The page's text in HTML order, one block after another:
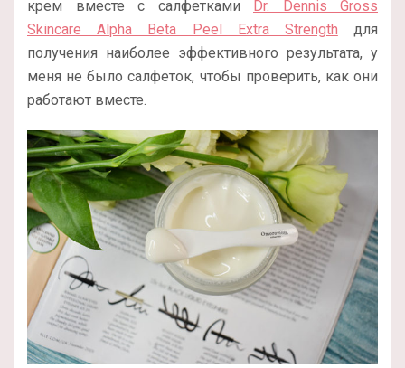
крем вместе с салфетками
Dr. Dennis Gross
Skincare Alpha Beta Peel Extra Strength для
получения наиболее эффективного результата, у
меня не было салфеток, чтобы проверить, как они
работают вместе.